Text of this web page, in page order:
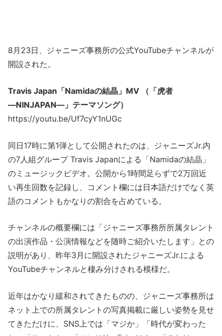
8月23日、ジャニーズ事務所の公式YouTubeチャンネルが
開設された。
Travis Japan「Namidaの結晶」MV （「虎者
―NINJAPAN―」テーマソング）
https://youtu.be/Uf7cyY1nUGc
同日17時に第1弾として公開されたのは、ジャニーズJr.内
の7人組グループ Travis Japanによる「Namidaの結晶」
のミュージックビデオ。公開から1時間足らずで2万回近
い再生回数を記録し、コメント欄には日本語だけでなく英
語のコメントもかなりの割合を占めている。
チャンネルの概要欄には「ジャニーズ事務所所属タレント
の出演作品・公演情報などを随時ご紹介いたします」との
説明があり、昨年3月に開設されたジャニーズJr.による
YouTubeチャンネルと棲み分けされる模様だ。
近年はかなり緩和されてきたものの、ジャニーズ事務所は
ネット上での所属タレントの写真掲載に厳しい姿勢を見せ
てきただけに、SNS上では「マジか」「時代が変わった